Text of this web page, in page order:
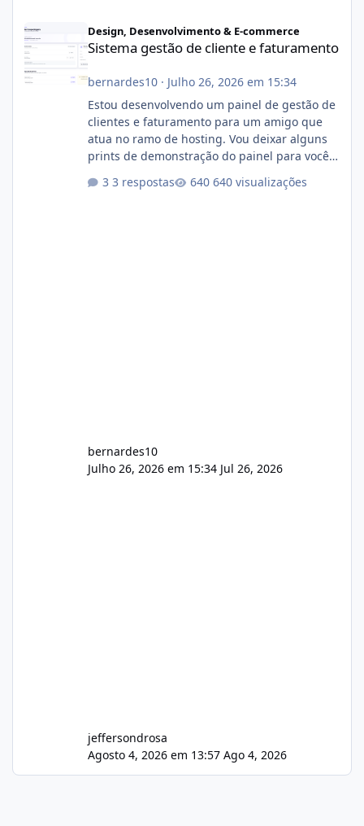
Design, Desenvolvimento & E-commerce
Sistema gestão de cliente e faturamento
bernardes10· Julho 26, 2026 em 15:34
Estou desenvolvendo um painel de gestão de
clientes e faturamento para um amigo que
atua no ramo de hosting. Vou deixar alguns
prints de demonstração do painel para vocês
com cerca de 80% concluído e conta com
3 respostas 640 visualizações
bernardes10
Julho 26, 2026 em 15:34 Jul 26, 2026
jeffersondrosa
Agosto 4, 2026 em 13:57 Ago 4, 2026